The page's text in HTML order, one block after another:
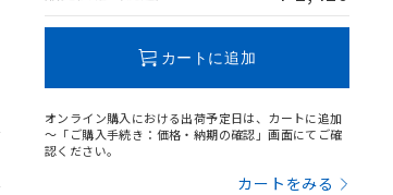
カートに追加
オンライン購入における出荷予定日は、カートに追加
～「ご購入手続き：価格・納期の確認」画面にてご確
認ください。
カートをみる